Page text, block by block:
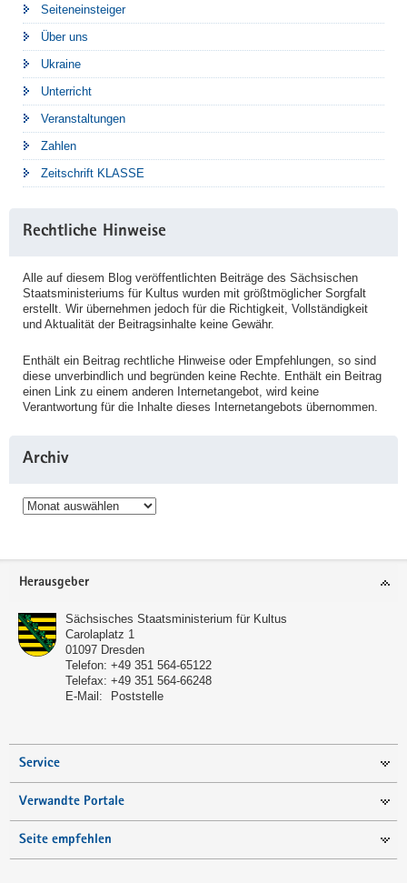
Seiteneinsteiger
Über uns
Ukraine
Unterricht
Veranstaltungen
Zahlen
Zeitschrift KLASSE
Rechtliche Hinweise
Alle auf diesem Blog veröffentlichten Beiträge des Sächsischen
Staatsministeriums für Kultus wurden mit größtmöglicher Sorgfalt
erstellt. Wir übernehmen jedoch für die Richtigkeit, Vollständigkeit
und Aktualität der Beitragsinhalte keine Gewähr.
Enthält ein Beitrag rechtliche Hinweise oder Empfehlungen, so sind
diese unverbindlich und begründen keine Rechte. Enthält ein Beitrag
einen Link zu einem anderen Internetangebot, wird keine
Verantwortung für die Inhalte dieses Internetangebots übernommen.
Archiv
Archiv
Service
Herausgeber
Sächsisches Staatsministerium für Kultus
Carolaplatz 1
01097 Dresden
Telefon: +49 351 564-65122
Telefax: +49 351 564-66248
E-Mail:
Poststelle
Service
Verwandte Portale
Seite empfehlen